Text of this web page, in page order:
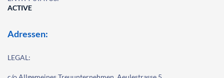
ACTIVE
Adressen:
LEGAL: